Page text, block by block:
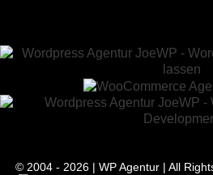
© 2004 - 2026 | WP Agentur | All